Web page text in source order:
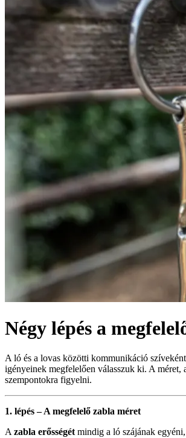
Négy lépés a
A ló és a lovas közötti kommunikáció
igényeinek megfelelően válasszuk ki. A méret,
szempontokra figyelni.
1. lépés – A megfelelő zabla méret
A zabla erősségét mindig a ló szájának